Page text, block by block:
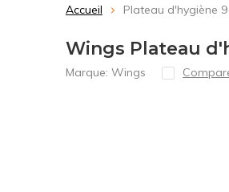
Accueil Plateau d'hygiène
Wings Plateau
Marque: Wings